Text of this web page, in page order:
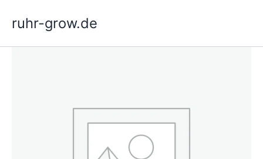
naar
inhoud
ruhr-grow.de